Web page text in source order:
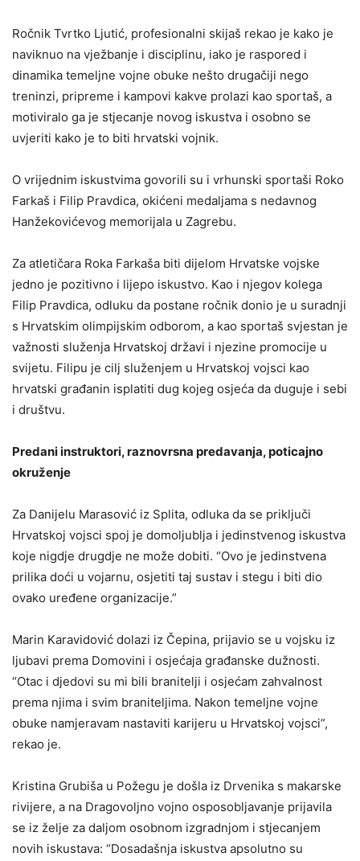
Ročnik Tvrtko Ljutić, profesionalni skijaš rekao je kako je
naviknuo na vježbanje i disciplinu, iako je raspored i
dinamika temeljne vojne obuke nešto drugačiji nego
treninzi, pripreme i kampovi kakve prolazi kao sportaš, a
motiviralo ga je stjecanje novog iskustva i osobno se
uvjeriti kako je to biti hrvatski vojnik.
O vrijednim iskustvima govorili su i vrhunski sportaši Roko
Farkaš i Filip Pravdica, okićeni medaljama s nedavnog
Hanžekovićevog memorijala u Zagrebu.
Za atletičara Roka Farkaša biti dijelom Hrvatske vojske
jedno je pozitivno i lijepo iskustvo. Kao i njegov kolega
Filip Pravdica, odluku da postane ročnik donio je u suradnji
s Hrvatskim olimpijskim odborom, a kao sportaš svjestan je
važnosti služenja Hrvatskoj državi i njezine promocije u
svijetu. Filipu je cilj služenjem u Hrvatskoj vojsci kao
hrvatski građanin isplatiti dug kojeg osjeća da duguje i sebi
i društvu.
Predani instruktori, raznovrsna predavanja, poticajno
okruženje
Za Danijelu Marasović iz Splita, odluka da se priključi
Hrvatskoj vojsci spoj je domoljublja i jedinstvenog iskustva
koje nigdje drugdje ne može dobiti. “Ovo je jedinstvena
prilika doći u vojarnu, osjetiti taj sustav i stegu i biti dio
ovako uređene organizacije.”
Marin Karavidović dolazi iz Čepina, prijavio se u vojsku iz
ljubavi prema Domovini i osjećaja građanske dužnosti.
“Otac i djedovi su mi bili branitelji i osjećam zahvalnost
prema njima i svim braniteljima. Nakon temeljne vojne
obuke namjeravam nastaviti karijeru u Hrvatskoj vojsci”,
rekao je.
Kristina Grubiša u Požegu je došla iz Drvenika s makarske
rivijere, a na Dragovoljno vojno osposobljavanje prijavila
se iz želje za daljom osobnom izgradnjom i stjecanjem
novih iskustava: “Dosadašnja iskustva apsolutno su